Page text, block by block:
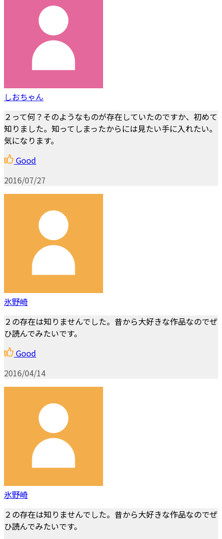
しおちゃん
２って何？そのようなものが存在していたのですか、初めて
知りました。知ってしまったからには見たい手に入れたい。
気になります。
Good
2016/07/27
氷野崎
２の存在は知りませんでした。昔から大好きな作品なのでぜ
ひ読んでみたいです。
Good
2016/04/14
氷野崎
２の存在は知りませんでした。昔から大好きな作品なのでぜ
ひ読んでみたいです。